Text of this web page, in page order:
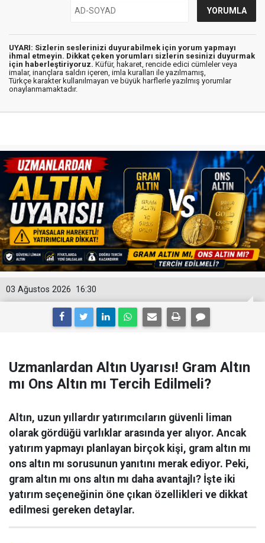
UYARI: Sizlerin seslerinizi duyurabilmek için yorum yapmayı
ihmal etmeyin. Dikkat çeken yorumları sizlerin sesinizi duyurmak
için haberleştiriyoruz. Küfür, hakaret, rencide edici cümleler veya
imalar, inançlara saldırı içeren, imla kuralları ile yazılmamış,
Türkçe karakter kullanılmayan ve büyük harflerle yazılmış yorumlar
onaylanmamaktadır.
16:30
03 Ağustos 2026
Uzmanlardan Altın Uyarısı! Gram Altın
mı Ons Altın mı Tercih Edilmeli?
Altın, uzun yıllardır yatırımcıların güvenli liman
olarak gördüğü varlıklar arasında yer alıyor. Ancak
yatırım yapmayı planlayan birçok kişi, gram altın mı
ons altın mı sorusunun yanıtını merak ediyor. Peki,
gram altın mı ons altın mı daha avantajlı? İşte iki
yatırım seçeneğinin öne çıkan özellikleri ve dikkat
edilmesi gereken detaylar.